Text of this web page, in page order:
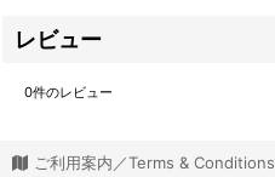
レビュー
0件のレビュー
ご利用案内／Terms & Conditions